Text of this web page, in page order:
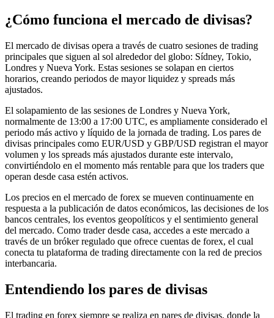
¿Cómo funciona el mercado de divisas?
El mercado de divisas opera a través de cuatro sesiones de trading
principales que siguen al sol alrededor del globo: Sídney, Tokio,
Londres y Nueva York. Estas sesiones se solapan en ciertos
horarios, creando periodos de mayor liquidez y spreads más
ajustados.
El solapamiento de las sesiones de Londres y Nueva York,
normalmente de 13:00 a 17:00 UTC, es ampliamente considerado el
periodo más activo y líquido de la jornada de trading. Los pares de
divisas principales como EUR/USD y GBP/USD registran el mayor
volumen y los spreads más ajustados durante este intervalo,
convirtiéndolo en el momento más rentable para que los traders que
operan desde casa estén activos.
Los precios en el mercado de forex se mueven continuamente en
respuesta a la publicación de datos económicos, las decisiones de los
bancos centrales, los eventos geopolíticos y el sentimiento general
del mercado. Como trader desde casa, accedes a este mercado a
través de un bróker regulado que ofrece cuentas de forex, el cual
conecta tu plataforma de trading directamente con la red de precios
interbancaria.
Entendiendo los pares de divisas
El trading en forex siempre se realiza en pares de divisas, donde la